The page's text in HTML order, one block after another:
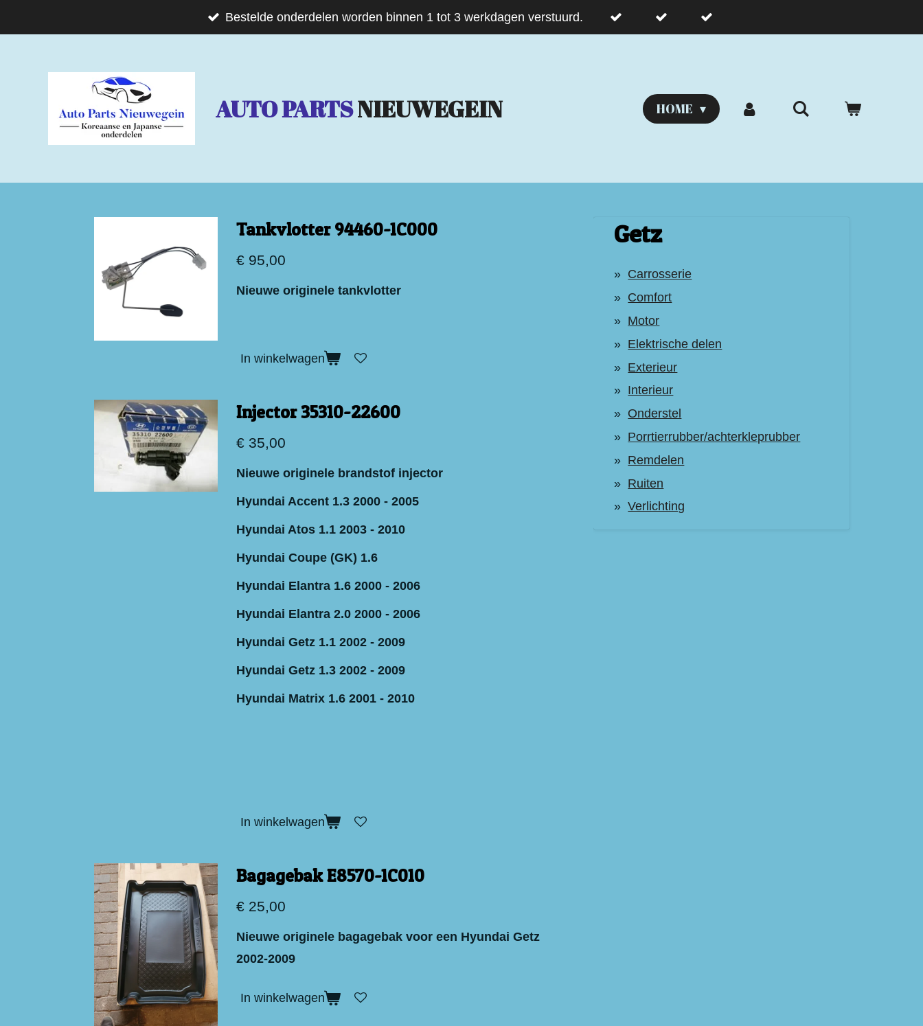
Bestelde onderdelen worden binnen 1 tot 3 werkdagen verstuurd.
AUTO PARTSNIEUWEGEIN HOME
Tankvlotter 94460-1C000
€ 95,00
Nieuwe originele tankvlotter
In winkelwagen
Injector 35310-22600
€ 35,00
Nieuwe originele brandstof injector
Hyundai Accent 1.3 2000 - 2005
Hyundai Atos 1.1 2003 - 2010
Hyundai Coupe (GK) 1.6
Hyundai Elantra 1.6 2000 - 2006
Hyundai Elantra 2.0 2000 - 2006
Hyundai Getz 1.1 2002 - 2009
Hyundai Getz 1.3 2002 - 2009
Hyundai Matrix 1.6 2001 - 2010
In winkelwagen
Bagagebak E8570-1C010
€ 25,00
Nieuwe originele bagagebak voor een Hyundai Getz
2002-2009
In winkelwagen
Getz
Carrosserie
Comfort
Motor
Elektrische delen
Exterieur
Interieur
Onderstel
Porrtierrubber/achterkleprubber
Remdelen
Ruiten
Verlichting